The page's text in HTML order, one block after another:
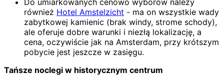
również Hotel Amstelzicht - ma on wszystkie wady
zabytkowej kamienic (brak windy, strome schody),
ale oferuje dobre warunki i niezłą lokalizację, a
cena, oczywiście jak na Amsterdam, przy krótszym
pobycie jest jeszcze w zasięgu.
Tańsze noclegi w historycznym centrum